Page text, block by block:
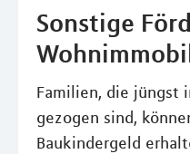
Sonstige
Familien, die jüngst
gezogen sind,
Baukindergeld